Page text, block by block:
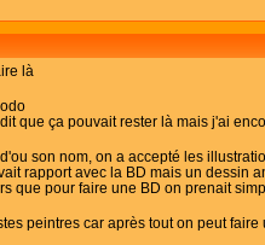
là
que ça pouvait rester là mais j'ai
son nom, on a accepté les
rapport avec la BD mais un dessin
que pour faire une BD on prenait
peintres car après tout on peut